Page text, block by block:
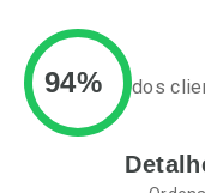
Ativar Desconto
94% dos